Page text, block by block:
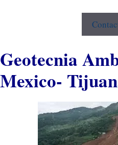
Geotecnia
Mexico-